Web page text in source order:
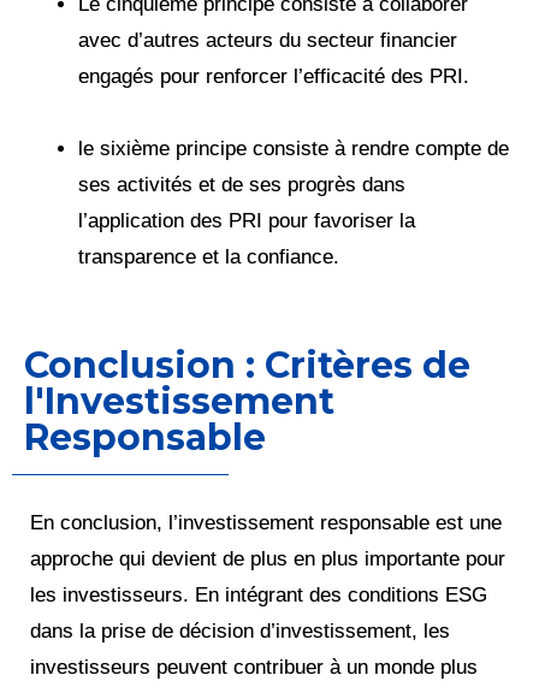
Le cinquième principe consiste à collaborer
avec d’autres acteurs du secteur financier
engagés pour renforcer l’efficacité des PRI.
le sixième principe consiste à rendre compte de
ses activités et de ses progrès dans
l’application des PRI pour favoriser la
transparence et la confiance.
Conclusion : Critères de
l'Investissement
Responsable
En conclusion, l’investissement responsable est une
approche qui devient de plus en plus importante pour
les investisseurs. En intégrant des conditions ESG
dans la prise de décision d’investissement, les
investisseurs peuvent contribuer à un monde plus